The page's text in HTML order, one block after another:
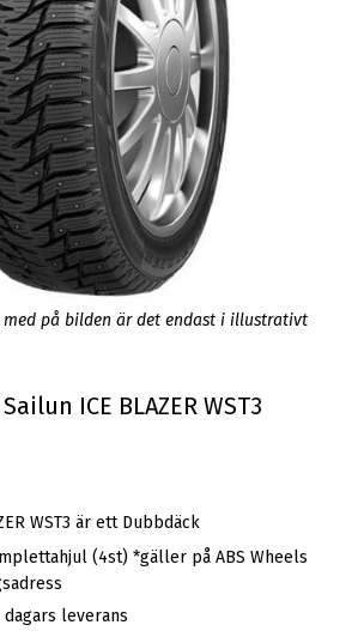
på bilden är det endast i illustrativt
ICE BLAZER WST3
WST3 är ett Dubbdäck
(4st) *gäller på ABS Wheels
leverans